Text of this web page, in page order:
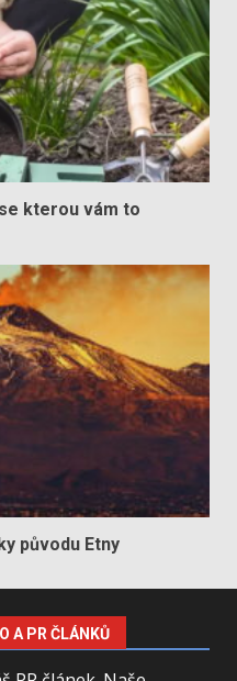
kterou vám to
původu Etny
A PR ČLÁNKŮ